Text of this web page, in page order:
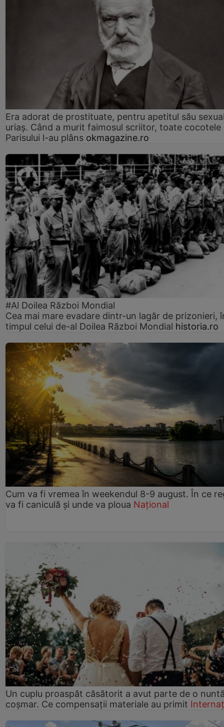
Era adorat de prostituate, pentru apetitul său
uriaș. Când a murit faimosul scriitor, toate cocotele
Parisului l-au plâns okmagazine.ro
#Al Doilea Război Mondial
Cea mai mare evadare dintr-un lagăr de prizonieri,
timpul celui de-al Doilea Război Mondial historia.ro
Cum va fi vremea în weekendul 8-9 august. În ce
va fi caniculă și unde va ploua Național
Un cuplu proaspăt căsătorit a avut parte de o
coșmar. Ce compensații materiale au primit